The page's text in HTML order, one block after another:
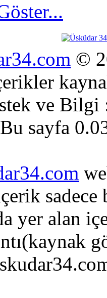
©
ve
Bu sayfa
sadece
yer alan